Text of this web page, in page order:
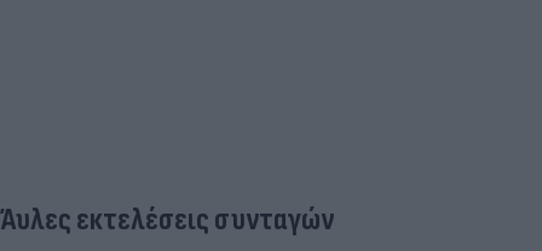
Άυλες εκτελέσεις συνταγών